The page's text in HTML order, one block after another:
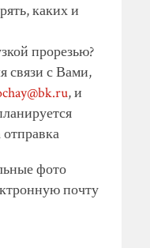
каких и
прорезью?
связи с Вами,
, и
фото
почту